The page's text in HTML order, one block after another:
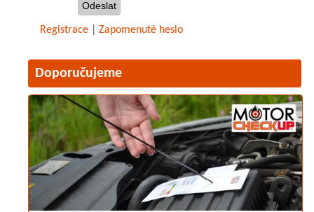
Registrace Zapomenuté heslo
Doporučujeme